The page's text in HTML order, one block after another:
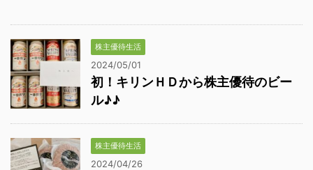
株主優待生活
2024/05/01
初！キリンＨＤから株主優待のビー
ル♪♪
株主優待生活
2024/04/26